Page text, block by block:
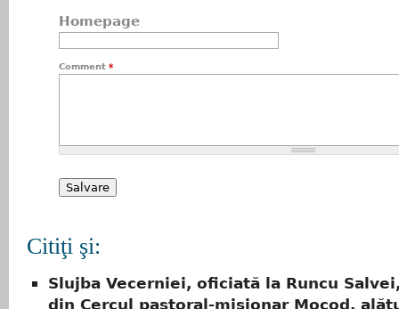
Homepage
Comment *
Citiţi şi:
Slujba Vecerniei, oficiată la Runcu
din Cercul pastoral-misionar Mocod,